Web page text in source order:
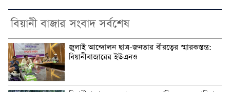
বিয়ানী বাজার সংবাদ সর্বশেষ
জুলাই আন্দোলন ছাত্র-জনতার বীরত্বের স্মারকস্তম্ভ:
বিয়ানীবাজারের ইউএনও